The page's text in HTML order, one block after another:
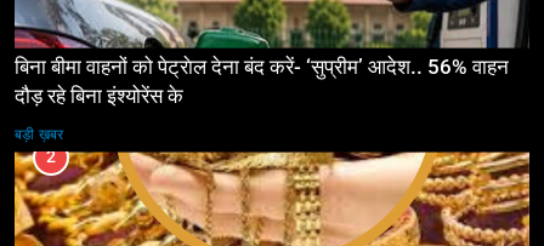
बिना बीमा वाहनों को पेट्राेल देना बंद करें- ‘सुप्रीम’ आदेश.. 56% वाहन
दौड़ रहे बिना इंश्योरेंस के
बड़ी ख़बर
2